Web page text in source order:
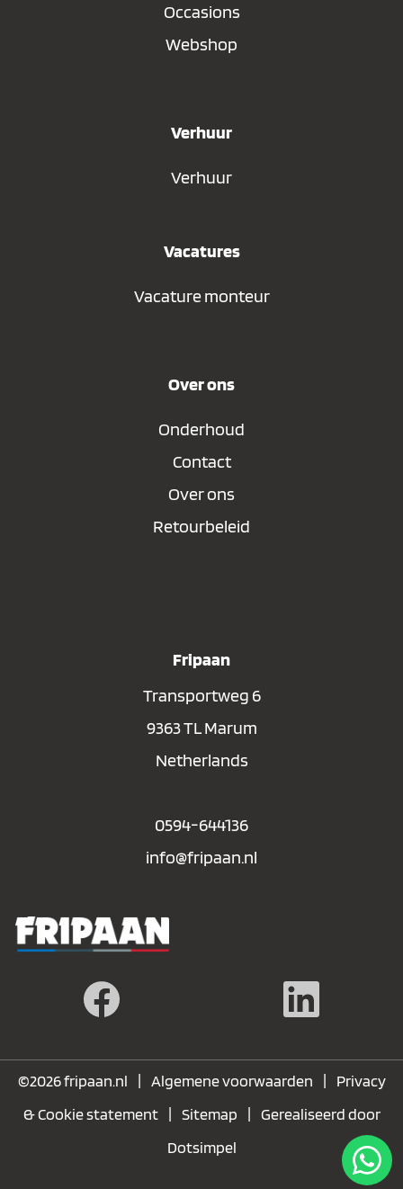
Occasions
Webshop
Verhuur
Verhuur
Vacatures
Vacature monteur
Over ons
Onderhoud
Contact
Over ons
Retourbeleid
Fripaan
Transportweg 6
9363 TL Marum
Netherlands
0594-644136
info@fripaan.nl
©2026 fripaan.nl | Algemene voorwaarden |
Privacy
& Cookie statement | Sitemap | Gerealiseerd door
Dotsimpel